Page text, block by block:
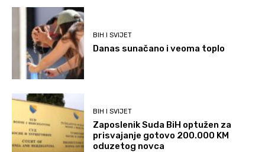
BIH I SVIJET
Danas sunačano i veoma toplo
BIH I SVIJET
Zaposlenik Suda BiH optužen za
prisvajanje gotovo 200.000 KM
oduzetog novca